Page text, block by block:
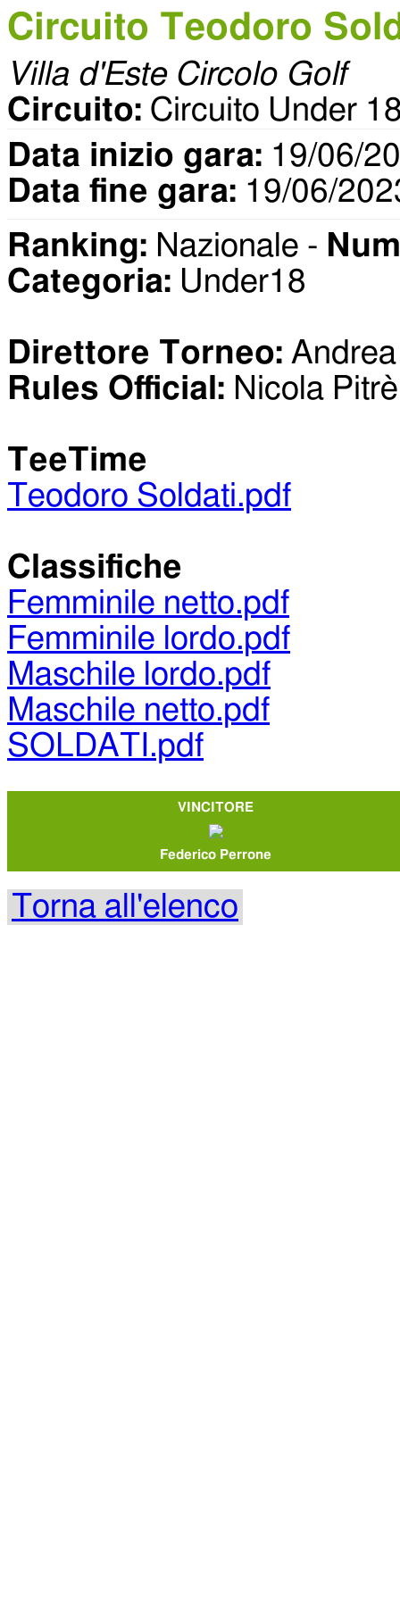
Circuito Teodoro
Villa d'Este Circolo Golf
Circuito: Circuito Under
Data inizio gara: 19/06/
Data fine gara: 19/06/
Ranking: Nazionale -
Categoria: Under18
Direttore Torneo:
Rules Official: Nicola Pitrè
TeeTime
Teodoro Soldati.pdf
Classifiche
Femminile netto.pdf
Femminile lordo.pdf
Maschile lordo.pdf
Maschile netto.pdf
SOLDATI.pdf
VINCITORE
Federico Perrone
Torna all'elenco